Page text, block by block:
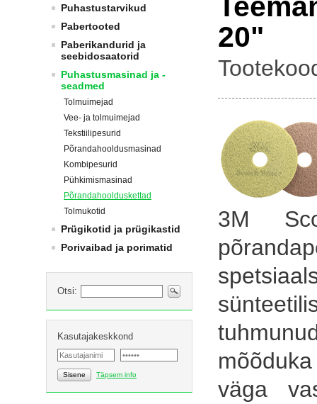
Puhastustarvikud
Pabertooted
Paberikandurid ja
seebidosaatorid
Puhastusmasinad ja -
seadmed
Tolmuimejad
Vee- ja tolmuimejad
Tekstiilipesurid
Põrandahooldusmasinad
Kombipesurid
Pühkimismasinad
Põrandahoolduskettad
Tolmukotid
Prügikotid ja prügikastid
Porivaibad ja porimatid
Otsi:
Kasutajakeskkond
Sisene Täpsem info
20"
3M
väga